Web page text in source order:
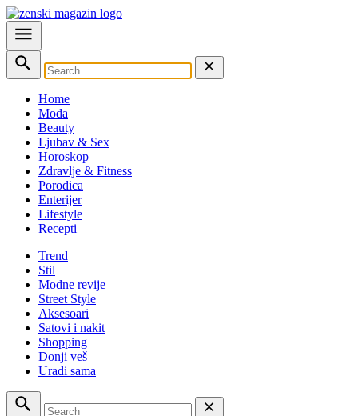
Home
Moda
Beauty
Ljubav & Sex
Horoskop
Zdravlje & Fitness
Porodica
Enterijer
Lifestyle
Recepti
Trend
Stil
Modne revije
Street Style
Aksesoari
Satovi i nakit
Shopping
Donji veš
Uradi sama